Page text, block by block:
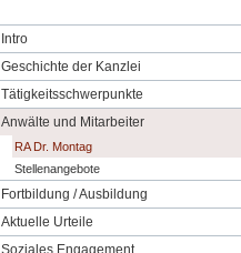
Intro
Geschichte der Kanzlei
Tätigkeitsschwerpunkte
Anwälte und Mitarbeiter
RA Dr. Montag
Stellenangebote
Fortbildung / Ausbildung
Aktuelle Urteile
Soziales Engagement